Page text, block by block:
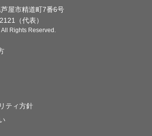
屋市精道町7番6号
（代表）
Rights Reserved.
ティ方針